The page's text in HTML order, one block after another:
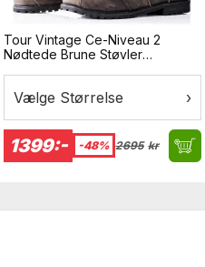
Tour Vintage Ce-Niveau 2
Nødtede Brune Støvler
Vælge Størrelse ›
1399:- -48% 2695 kr